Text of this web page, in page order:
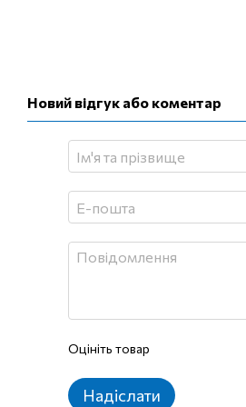
Новий відгук або коментар
Оцініть товар
Надіслати